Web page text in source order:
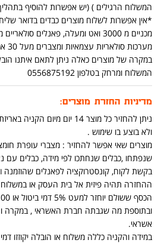
המשלוח הרגילים ) (יש אפשרות להוסיף
*אין אפשרות לשלוח מוצרים כבדים בדואר
מערכות סולאריות עצמאיות ומצברים מעל 30 אמפר)
במקרה של מוצרים כאלה ניתן לתאם איתנו
המשלוח ומרחק בטלפון 0556875192
מדיניות החזרת מוצרים:
ניתן להחזיר כל מוצר 14 יום
ולא בוצע בו שימוש .
מוצרים שאי אפשר להחזיר : מצברי עופרת
שנפתחו ,כבלים שנחתכו לפי מידה, כבלים עם
בקשת לקוח, קונסטרוקציה לפאנלים
ההחזרה תהיה פיזית אל בית העסק או
ובתוספת מה שגבתה חברת האשראי , במקרה
אשראי.
במידה והקניה כללה משלוח או הובלה יקוזזו